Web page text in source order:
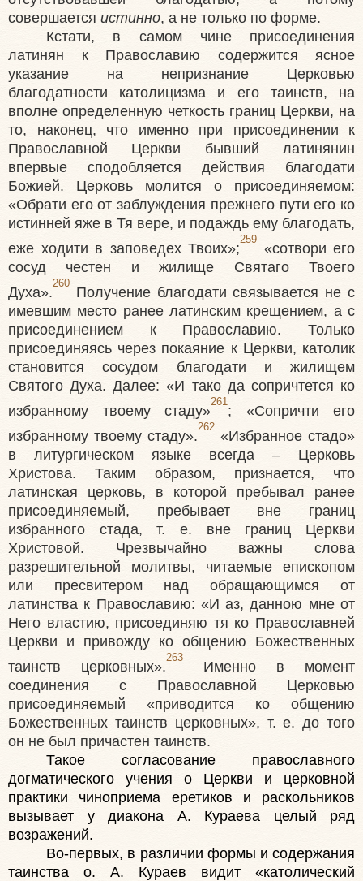
совершается истинно, а не только по форме.
Кстати, в самом чине присоединения
латинян к Православию содержится ясное
указание на непризнание Церковью
благодатности католицизма и его таинств, на
вполне определенную четкость границ Церкви, на
то, наконец, что именно при присоединении к
Православной Церкви бывший латинянин
впервые сподобляется действия благодати
Божией. Церковь молится о присоединяемом:
«Обрати его от заблуждения прежнего пути его ко
истинней яже в Тя вере, и подаждь ему благодать,
еже ходити в заповедех Твоих»;
259
«сотвори его
сосуд честен и жилище Святаго Твоего
Духа».
260
Получение благодати связывается не с
имевшим место ранее латинским крещением, а с
присоединением к Православию. Только
присоединяясь через покаяние к Церкви, католик
становится сосудом благодати и жилищем
Святого Духа. Далее: «И тако да сопричтется ко
избранному твоему стаду»
261
; «Сопричти его
избранному твоему стаду».
262
«Избранное стадо»
в литургическом языке всегда – Церковь
Христова. Таким образом, признается, что
латинская церковь, в которой пребывал ранее
присоединяемый, пребывает вне границ
избранного стада, т. е. вне границ Церкви
Христовой. Чрезвычайно важны слова
разрешительной молитвы, читаемые епископом
или пресвитером над обращающимся от
латинства к Православию: «И аз, данною мне от
Него властию, присоединяю тя ко Православней
Церкви и привожду ко общению Божественных
таинств церковных».
263
Именно в момент
соединения с Православной Церковью
присоединяемый «приводится ко общению
Божественных таинств церковных», т. е. до того
он не был причастен таинств.
Такое согласование православного
догматического учения о Церкви и церковной
практики чиноприема еретиков и раскольников
вызывает у диакона А. Кураева целый ряд
возражений.
Во-первых, в различии формы и содержания
таинства о. А. Кураев видит «католический